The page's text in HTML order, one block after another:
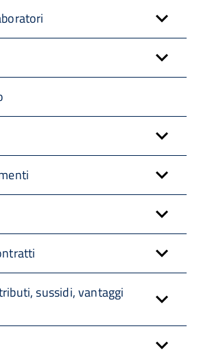
sussidi, vantaggi